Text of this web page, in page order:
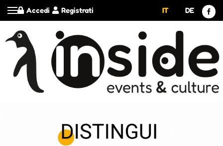
Registrati
Accedi IT DE